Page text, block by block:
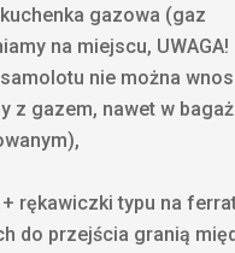
gazowa (gaz
na miejscu, UWAGA!
samolotu nie można
z gazem, nawet w
rękawiczki typu na
do przejścia granią